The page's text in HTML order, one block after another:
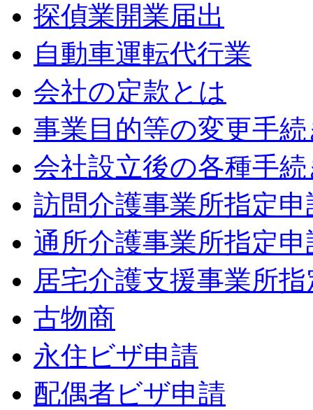
探偵業開業届出
自動車運転代行業
会社の定款とは
事業目的等の変更手
会社設立後の各種手
訪問介護事業所指定申
通所介護事業所指定申
居宅介護支援事業所
古物商
永住ビザ申請
配偶者ビザ申請